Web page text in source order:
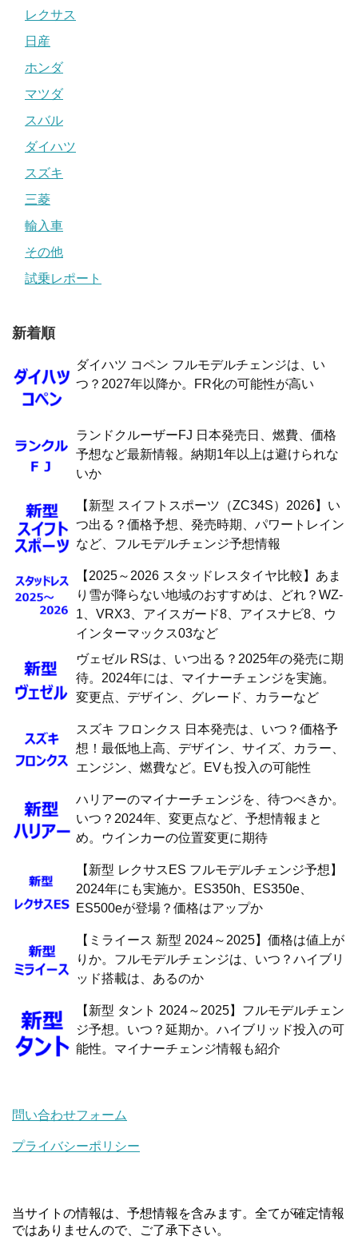
レクサス
日産
ホンダ
マツダ
スバル
ダイハツ
スズキ
三菱
輸入車
その他
試乗レポート
新着順
ダイハツ コペン フルモデルチェンジは、い
つ？2027年以降か。FR化の可能性が高い
ランドクルーザーFJ 日本発売日、燃費、価格
予想など最新情報。納期1年以上は避けられな
いか
【新型 スイフトスポーツ（ZC34S）2026】い
つ出る？価格予想、発売時期、パワートレイン
など、フルモデルチェンジ予想情報
【2025～2026 スタッドレスタイヤ比較】あま
り雪が降らない地域のおすすめは、どれ？WZ-
1、VRX3、アイスガード8、アイスナビ8、ウ
インターマックス03など
ヴェゼル RSは、いつ出る？2025年の発売に期
待。2024年には、マイナーチェンジを実施。
変更点、デザイン、グレード、カラーなど
スズキ フロンクス 日本発売は、いつ？価格予
想！最低地上高、デザイン、サイズ、カラー、
エンジン、燃費など。EVも投入の可能性
ハリアーのマイナーチェンジを、待つべきか。
いつ？2024年、変更点など、予想情報まと
め。ウインカーの位置変更に期待
【新型 レクサスES フルモデルチェンジ予想】
2024年にも実施か。ES350h、ES350e、
ES500eが登場？価格はアップか
【ミライース 新型 2024～2025】価格は値上が
りか。フルモデルチェンジは、いつ？ハイブリ
ッド搭載は、あるのか
【新型 タント 2024～2025】フルモデルチェン
ジ予想。いつ？延期か。ハイブリッド投入の可
能性。マイナーチェンジ情報も紹介
問い合わせフォーム
プライバシーポリシー
当サイトの情報は、予想情報を含みます。全てが確定情報
ではありませんので、ご了承下さい。